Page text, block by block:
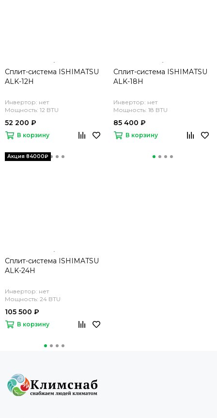
Сплит-система ISHIMATSU
ALK-12H
Инвертор: нет
Мощность: 12 BTU
52 200 ₽
В корзину
Сплит-система ISHIMATSU
ALK-18H
Инвертор: нет
Мощность: 18 BTU
85 400 ₽
В корзину
Сплит-система ISHIMATSU
ALK-24H
Инвертор: нет
Мощность: 24 BTU
105 500 ₽
В корзину